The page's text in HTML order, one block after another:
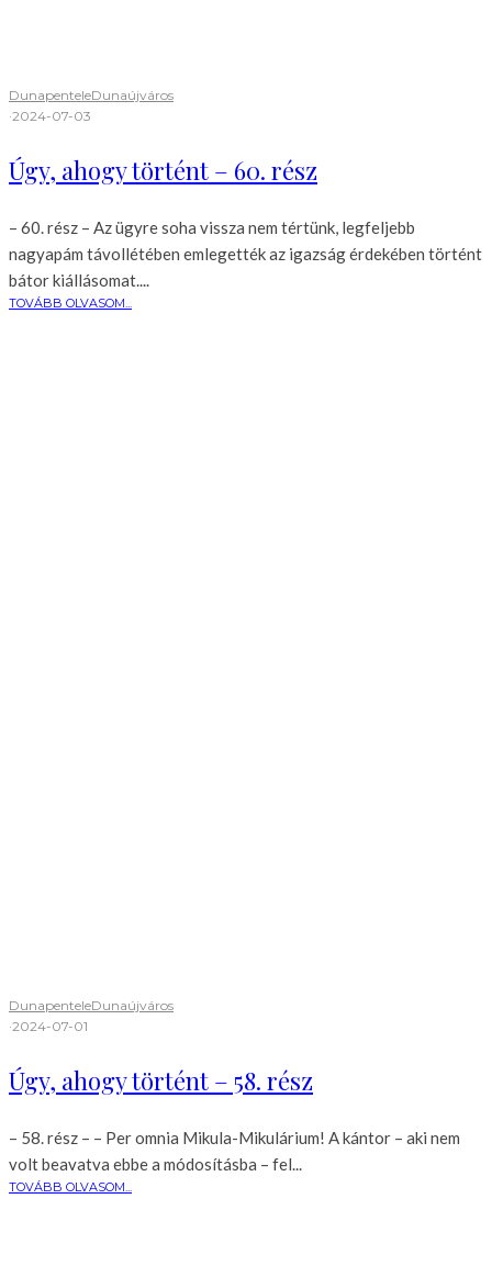
DunapenteleDunaújváros
·2024-07-03
Úgy, ahogy történt – 60. rész
– 60. rész – Az ügyre soha vissza nem tértünk, legfeljebb
nagyapám távollétében emlegették az igazság érdekében történt
bátor kiállásomat....
TOVÁBB OLVASOM...
DunapenteleDunaújváros
·2024-07-01
Úgy, ahogy történt – 58. rész
– 58. rész – – Per omnia Mikula-Mikulárium! A kántor – aki nem
volt beavatva ebbe a módosításba – fel...
TOVÁBB OLVASOM...